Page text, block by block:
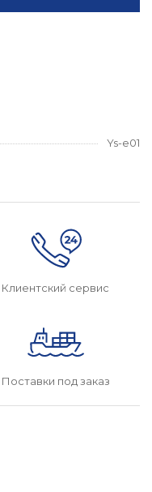
Ys-e01
Клиентский сервис
Поставки под заказ